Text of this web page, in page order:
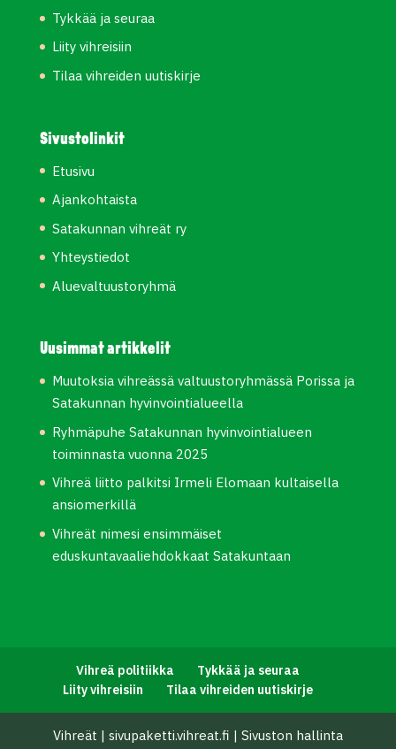
Tykkää ja seuraa
Liity vihreisiin
Tilaa vihreiden uutiskirje
Sivustolinkit
Etusivu
Ajankohtaista
Satakunnan vihreät ry
Yhteystiedot
Aluevaltuustoryhmä
Uusimmat artikkelit
Muutoksia vihreässä valtuustoryhmässä Porissa ja
Satakunnan hyvinvointialueella
Ryhmäpuhe Satakunnan hyvinvointialueen
toiminnasta vuonna 2025
Vihreä liitto palkitsi Irmeli Elomaan kultaisella
ansiomerkillä
Vihreät nimesi ensimmäiset
eduskuntavaaliehdokkaat Satakuntaan
Vihreä politiikka
Tykkää ja seuraa
Liity vihreisiin
Tilaa vihreiden uutiskirje
Vihreät | sivupaketti.vihreat.fi | Sivuston hallinta